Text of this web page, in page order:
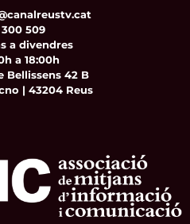
509
a divendres
a 18:00h
Bellissens 42 B
| 43204 Reus